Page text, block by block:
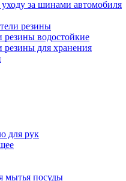
уходу за шинами автомобиля
резины
резины водостойкие
резины для хранения
для рук
мытья посуды